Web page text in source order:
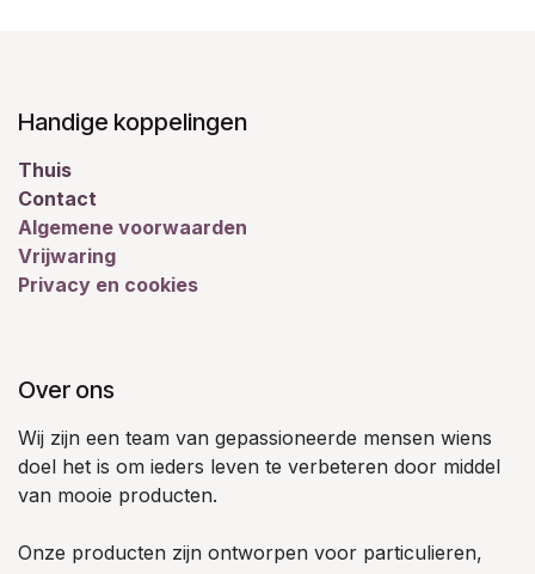
Handige koppelingen
Thuis
Contact
Algemene voorwaarden
Vrijwaring
Privacy en cookies
Over ons
Wij zijn een team van gepassioneerde mensen wiens
doel het is om ieders leven te verbeteren door middel
van mooie producten.
Onze producten zijn ontworpen voor particulieren,